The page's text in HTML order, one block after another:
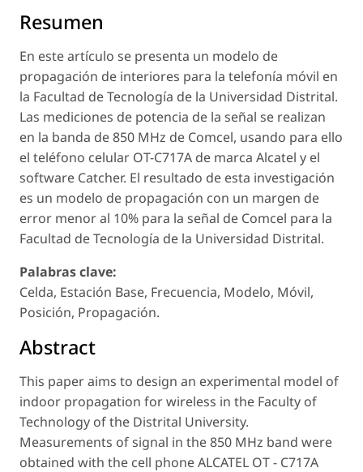
Resumen
En este artículo se presenta un modelo de
propagación de interiores para la telefonía móvil en
la Facultad de Tecnología de la Universidad Distrital.
Las mediciones de potencia de la señal se realizan
en la banda de 850 MHz de Comcel, usando para ello
el teléfono celular OT-C717A de marca Alcatel y el
software Catcher. El resultado de esta investigación
es un modelo de propagación con un margen de
error menor al 10% para la señal de Comcel para la
Facultad de Tecnología de la Universidad Distrital.
Palabras clave:
Celda, Estación Base, Frecuencia, Modelo, Móvil,
Posición, Propagación.
Abstract
This paper aims to design an experimental model of
indoor propagation for wireless in the Faculty of
Technology of the Distrital University.
Measurements of signal in the 850 MHz band were
obtained with the cell phone ALCATEL OT - C717A